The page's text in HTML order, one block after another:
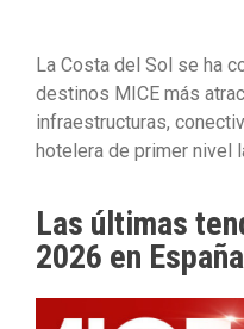
La Costa del Sol se ha
destinos MICE más
infraestructuras,
hotelera de primer nivel
Las últimas
2026 en España